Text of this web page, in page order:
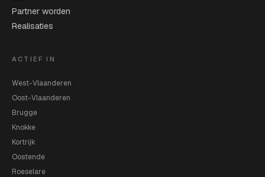
Partner worden
Realisaties
ACTIEF IN
West-Vlaanderen
Oost-Vlaanderen
Brugge
Knokke
Kortrijk
Oostende
Roeselare